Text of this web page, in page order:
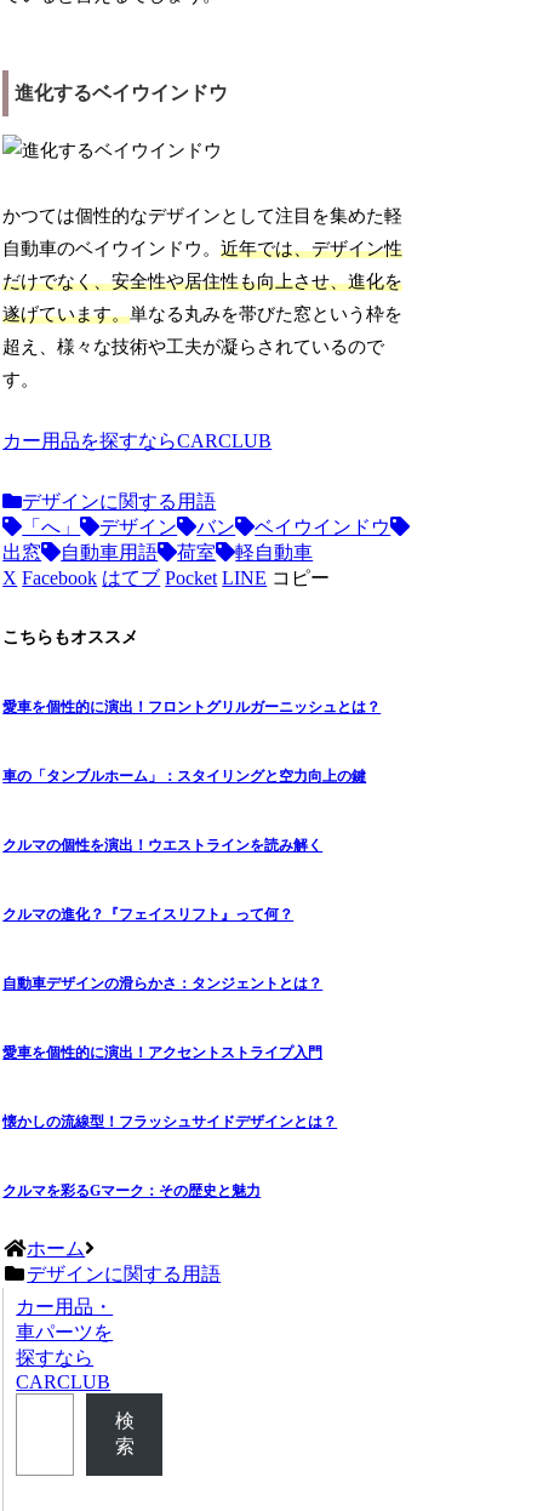
進化するベイウインドウ
かつては個性的なデザインとして注目を集めた軽
自動車のベイウインドウ。近年では、デザイン性
だけでなく、安全性や居住性も向上させ、進化を
遂げています。単なる丸みを帯びた窓という枠を
超え、様々な技術や工夫が凝らされているので
す。
カー用品を探すならCARCLUB
デザインに関する用語
「へ」
デザイン バン
ベイウインドウ
出窓
自動車用語 荷室
軽自動車
X Facebook はてブ Pocket LINE コピー
こちらもオススメ
愛車を個性的に演出！フロントグリルガーニッシュとは？
車の「タンブルホーム」：スタイリングと空力向上の鍵
クルマの個性を演出！ウエストラインを読み解く
クルマの進化？『フェイスリフト』って何？
自動車デザインの滑らかさ：タンジェントとは？
愛車を個性的に演出！アクセントストライプ入門
懐かしの流線型！フラッシュサイドデザインとは？
クルマを彩るGマーク：その歴史と魅力
ホーム
デザインに関する用語
カー用品・
車パーツを
探すなら
CARCLUB
検
索